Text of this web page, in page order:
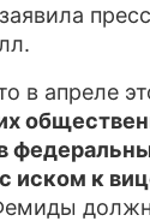
в апреле
иском к